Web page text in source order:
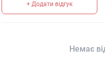
+ Додати відгук
Немає